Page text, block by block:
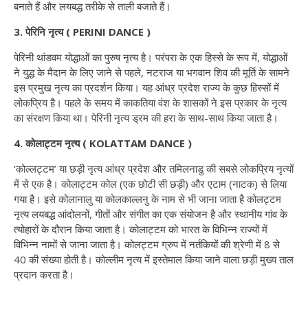
बनाते हैं और लयबद्ध तरीके से ताली बजाते हैं।
3. पेरिनि नृत्य ( PERINI DANCE )
पेरिनी थांडवम योद्धाओं का पुरुष नृत्य है। परंपरा के एक हिस्से के रूप में, योद्धाओं
ने युद्ध के मैदान के लिए जाने से पहले, नटराज या भगवान शिव की मूर्ति के सामने
इस प्रमुख नृत्य का प्रदर्शन किया। यह आंध्र प्रदेश राज्य के कुछ हिस्सों में
लोकप्रिय है। पहले के समय में काकतिया वंश के शासकों ने इस प्रकार के नृत्य
का संरक्षण किया था। पेरिनी नृत्य ड्रम की हरा के साथ-साथ किया जाता है।
4. कोलाट्टम नृत्य ( KOLATTAM DANCE )
‘कोल्लट्टम’ या छड़ी नृत्य आंध्र प्रदेश और तमिलनाडु की सबसे लोकप्रिय नृत्यों
में से एक है। कोलाट्टम कोल (एक छोटी सी छड़ी) और एटाम (नाटक) से लिया
गया है। इसे कोलानालु या कोलकाल्लनु के नाम से भी जाना जाता है कोलट्टम
नृत्य लयबद्ध आंदोलनों, गीतों और संगीत का एक संयोजन है और स्थानीय गांव के
त्योहारों के दौरान किया जाता है। कोलाट्टम को भारत के विभिन्न राज्यों में
विभिन्न नामों से जाना जाता है। कोलट्टम ग्रुप में नर्तकियों की श्रेणी में 8 से
40 की संख्या होती है। कोल्लीम नृत्य में इस्तेमाल किया जाने वाला छड़ी मुख्य ताल
प्रदान करता है।